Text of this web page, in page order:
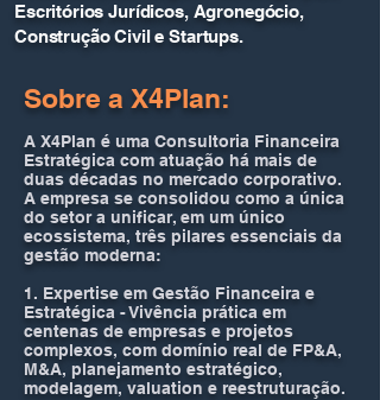
Escritórios Jurídicos, Agronegócio,
Construção Civil e Startups.
Sobre a X4Plan:
A X4Plan é uma Consultoria Financeira
Estratégica com atuação há mais de
duas décadas no mercado corporativo.
A empresa se consolidou como a única
do setor a unificar, em um único
ecossistema, três pilares essenciais da
gestão moderna:​
1. Expertise em Gestão Financeira e
Estratégica - Vivência prática em
centenas de empresas e projetos
complexos, com domínio real de FP&A,
M&A, planejamento estratégico,
modelagem, valuation e reestruturação.​